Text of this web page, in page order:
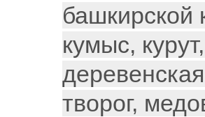
башкирской
кумыс,
творог,